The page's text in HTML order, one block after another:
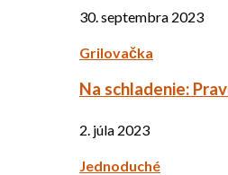
30. septembra 2023
Grilovačka
Na schladenie:
2. júla 2023
Jednoduché